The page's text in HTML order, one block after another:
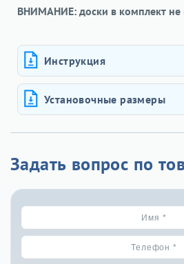
ВНИМАНИЕ: доски в комплект не
Инструкция
Установочные размеры
Задать вопрос по